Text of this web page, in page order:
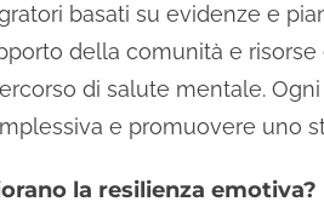
basati su evidenze e
della comunità e
di salute mentale.
e promuovere uno
la resilienza emotiva?